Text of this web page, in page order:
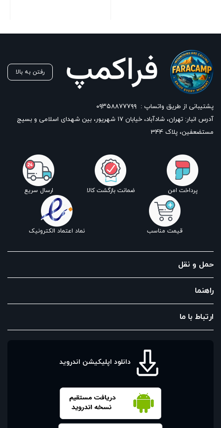
رفتن به بالا
پشتیبانی از طریق واتساپ : ۰۹۳۵۸۸۷۷۷۹۹
آدرس انبار: تهران، شادآباد، خیابان ١٧ شهریور، بین شهدای اسلامی و بسیج
مستضعفین، پلاک 344
پرداخت امن ضمانت بازگشت کالا ارسال سریع
قیمت مناسب نماد اعتماد الکترونیک
حمل و نقل
راهنما
ارتباط با ما
دانلود اپلیکیشن اندروید